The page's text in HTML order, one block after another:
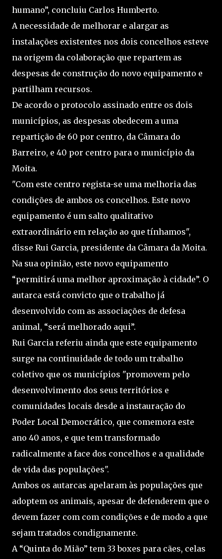
humano”, concluiu Carlos Humberto.
A necessidade de melhorar e alargar as
instalações existentes nos dois concelhos esteve
na origem da colaboração que repartem as
despesas de construção do novo equipamento e
partilham recursos.
De acordo o protocolo assinado entre os dois
municípios, as despesas obedecem a uma
repartição de 60 por centro, da Câmara do
Barreiro, e 40 por centro para o município da
Moita.
"Com este centro regista-se uma melhoria das
condições de ambos os concelhos. Este novo
equipamento é um salto qualitativo
extraordinário em relação ao que tínhamos",
disse Rui Garcia, presidente da Câmara da Moita.
Na sua opinião, este novo equipamento
“permitirá uma melhor aproximação à cidade”. O
autarca está convicto que o trabalho já
desenvolvido com as associações de defesa
animal, “será melhorado aqui”.
Rui Garcia referiu ainda que este equipamento
surge na continuidade de todo um trabalho
coletivo que os municípios "promovem pelo
desenvolvimento dos seus territórios e
comunidades locais desde a instauração do
Poder Local Democrático, que comemora este
ano 40 anos, e que tem transformado
radicalmente a face dos concelhos e a qualidade
de vida das populações".
Ambos os autarcas apelaram às populações que
adoptem os animais, apesar de defenderem que o
devem fazer com com condições e de modo a que
sejam tratados condignamente.
A “Quinta do Mião” tem 33 boxes para cães, celas